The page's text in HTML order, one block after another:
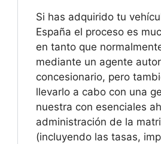
Si has adquirido tu
España el proceso es
en tanto que
mediante un agente
concesionario, pero
llevarlo a cabo con una
nuestra con esenciales
administración de la
(incluyendo las tasas,